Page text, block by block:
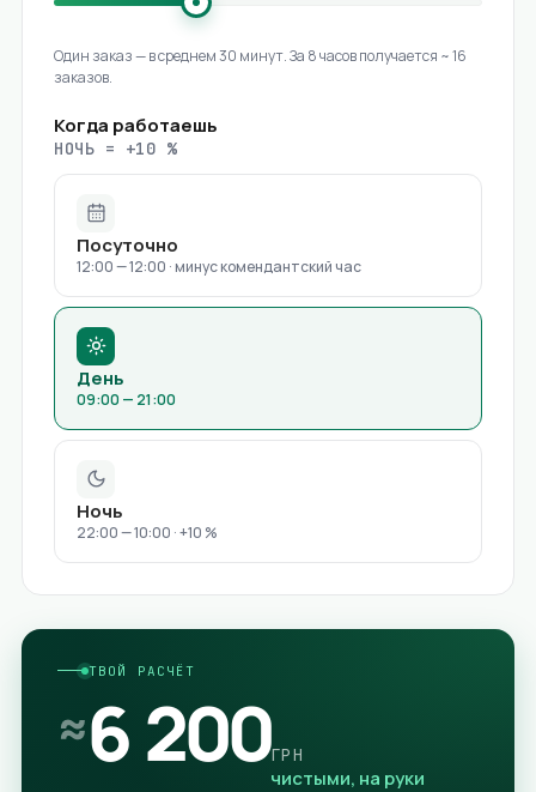
Один заказ — в среднем 30 минут. За 8часов получается ~16
заказов.
Когда работаешь
НОЧЬ = +10 %
Посуточно
12:00 — 12:00 · минус комендантский час
День
09:00 — 21:00
Ночь
22:00 — 10:00 · +10 %
ТВОЙ РАСЧЁТ
≈6 200ГРН
чистыми, на руки